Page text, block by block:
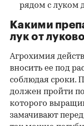
рядом с луком
Какими
лук от
Агрохимия
вносить ее под
соблюдая сроки.
должен пройти
которого
замачивают